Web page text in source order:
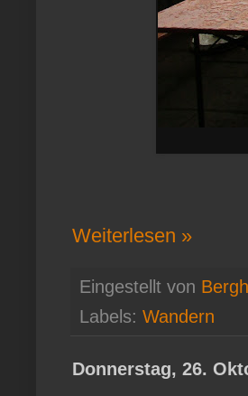
Weiterlesen »
Eingestellt von
Labels: Wandern
Donnerstag, 26.